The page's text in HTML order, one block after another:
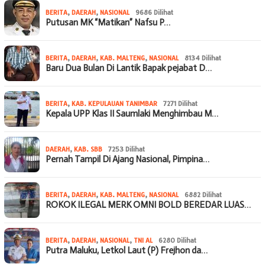
BERITA, DAERAH, NASIONAL 9686 Dilihat
Putusan MK “Matikan” Nafsu P…
BERITA, DAERAH, KAB. MALTENG, NASIONAL 8134 Dilihat
Baru Dua Bulan Di Lantik Bapak pejabat D…
BERITA, KAB. KEPULAUAN TANIMBAR 7271 Dilihat
Kepala UPP Klas II Saumlaki Menghimbau M…
DAERAH, KAB. SBB 7253 Dilihat
Pernah Tampil Di Ajang Nasional, Pimpina…
BERITA, DAERAH, KAB. MALTENG, NASIONAL 6882 Dilihat
ROKOK ILEGAL MERK OMNI BOLD BEREDAR LUAS…
BERITA, DAERAH, NASIONAL, TNI AL 6280 Dilihat
Putra Maluku, Letkol Laut (P) Frejhon da…